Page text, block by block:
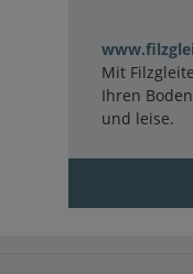
Mit
Ihren
und leise.